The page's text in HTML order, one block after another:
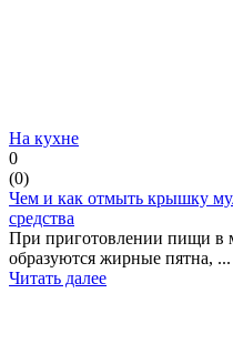
На кухне
0
(0)
Чем и как отмыть крышку
средства
При приготовлении пищи в
образуются жирные пятна, ...
Читать далее